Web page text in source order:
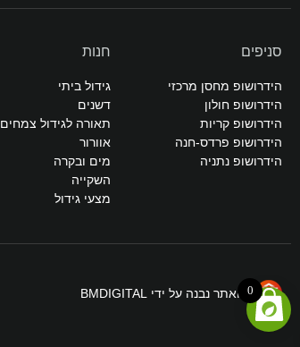
סניפים
הידרושופ מחסן מרכזי
הידרושופ חולון
הידרושופ קריות
הידרושופ פרדס-חנה
הידרושופ נתניה
חנות
גידול ביתי
דשנים
תאורה לגידול צמחים
אוורור
מים ובקרה
השקייה
מצעי גידול
האתר נבנה על ידי BMDIGITAL 0